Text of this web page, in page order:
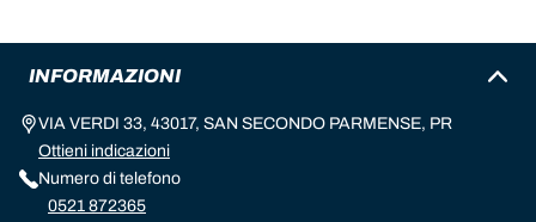
INFORMAZIONI
VIA VERDI 33, 43017, SAN SECONDO PARMENSE, PR
Ottieni indicazioni
Numero di telefono
0521 872365